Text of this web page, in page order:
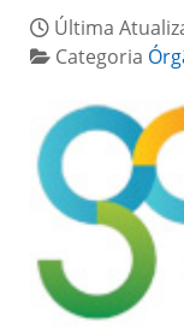
Última
Categoria